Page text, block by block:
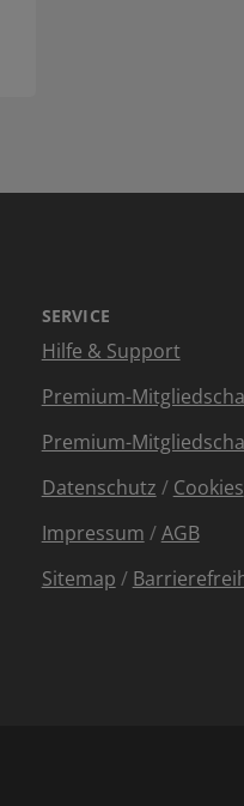
SERVICE
Hilfe & Support
Premium-
Premium-
Datenschutz / Cookies
Impressum /AGB
Sitemap /